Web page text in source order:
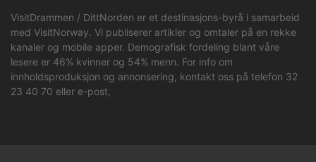
VisitDrammen / DittNorden er et destinasjons-byrå i samarbeid
med VisitNorway. Vi publiserer artikler og omtaler på en rekke
kanaler og mobile apper. Demografisk fordeling blant våre
lesere er 46% kvinner og 54% menn. For info om
innholdsproduksjon og annonsering, kontakt oss på telefon 32
23 40 70 eller e-post